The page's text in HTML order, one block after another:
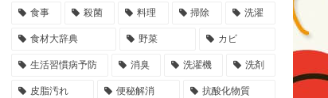
食事 殺菌 料理 掃除 洗濯
食材大辞典 野菜 カビ
生活習慣病予防 消臭 洗濯機 洗剤
皮脂汚れ 便秘解消 抗酸化物質